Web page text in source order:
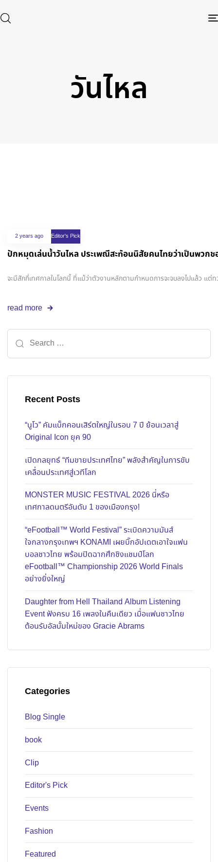
วันไหล
2 years ago Editor's Pick
ปักหมุดเล่นน้ำวันไหล ประเพณีสะท้อนนิสัยคนไทยว่าเป็นพวก
จะมีสักกี่เทศกาลในโลกนี้ ที่แม้ว่าตัวงานหลักตามกำหนดการจะจบลงไปแล้ว แ
read more
Recent Posts
“นูโว” คัมแบ็กคอนเสิร์ตใหญ่ในรอบ 7 ปี ย้อนเวลาสู่
Original Icon ยุค 90
เปิดกลยุทธ์ “ทีมขายประเทศไทย” พลังสำคัญในการขับ
เคลื่อนประเทศสู่เวทีโลก
MONSTER MUSIC FESTIVAL 2026 นี่หรือ
เทศกาลดนตรีอันดับ 1 ของเมืองกรุง!
“eFootball™ World Festival” ระเบิดความมันส์
ใจกลางกรุงเทพฯ KONAMI เผยบิ๊กอัปเดตเอาใจแฟน
บอลชาวไทย พร้อมปิดฉากศึกชิงแชมป์โลก
eFootball™ Championship 2026 World Finals
อย่างยิ่งใหญ่
Daughter from Hell Thailand Album Listening
Event ฟังครบ 16 เพลงในคืนเดียว เมื่อแฟนชาวไทย
ต้อนรับอัลบั้มใหม่ของ Gracie Abrams
Categories
Blog Single
book
Clip
Editor's Pick
Events
Fashion
Featured